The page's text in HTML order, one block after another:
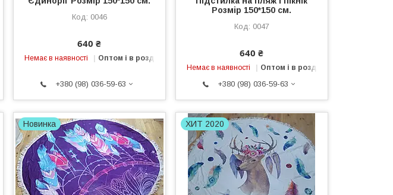
0046
640 ₴
Немає в наявності Оптом і в роздріб
+380 (98) 036-59-63
Розмір 150*150 см.
0047
640 ₴
Немає в наявності Оптом і в роздріб
+380 (98) 036-59-63
Новинка ХИТ 2020